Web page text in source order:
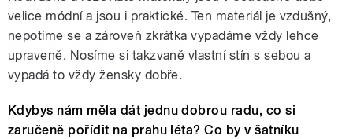
velice módní a jsou i praktické. Ten materiál je vzdušný,
nepotíme se a zároveň zkrátka vypadáme vždy lehce
upraveně. Nosíme si takzvaně vlastní stín s sebou a
vypadá to vždy žensky dobře.
Kdybys nám měla dát jednu dobrou radu, co si
zaručeně pořídit na prahu léta? Co by v šatníku